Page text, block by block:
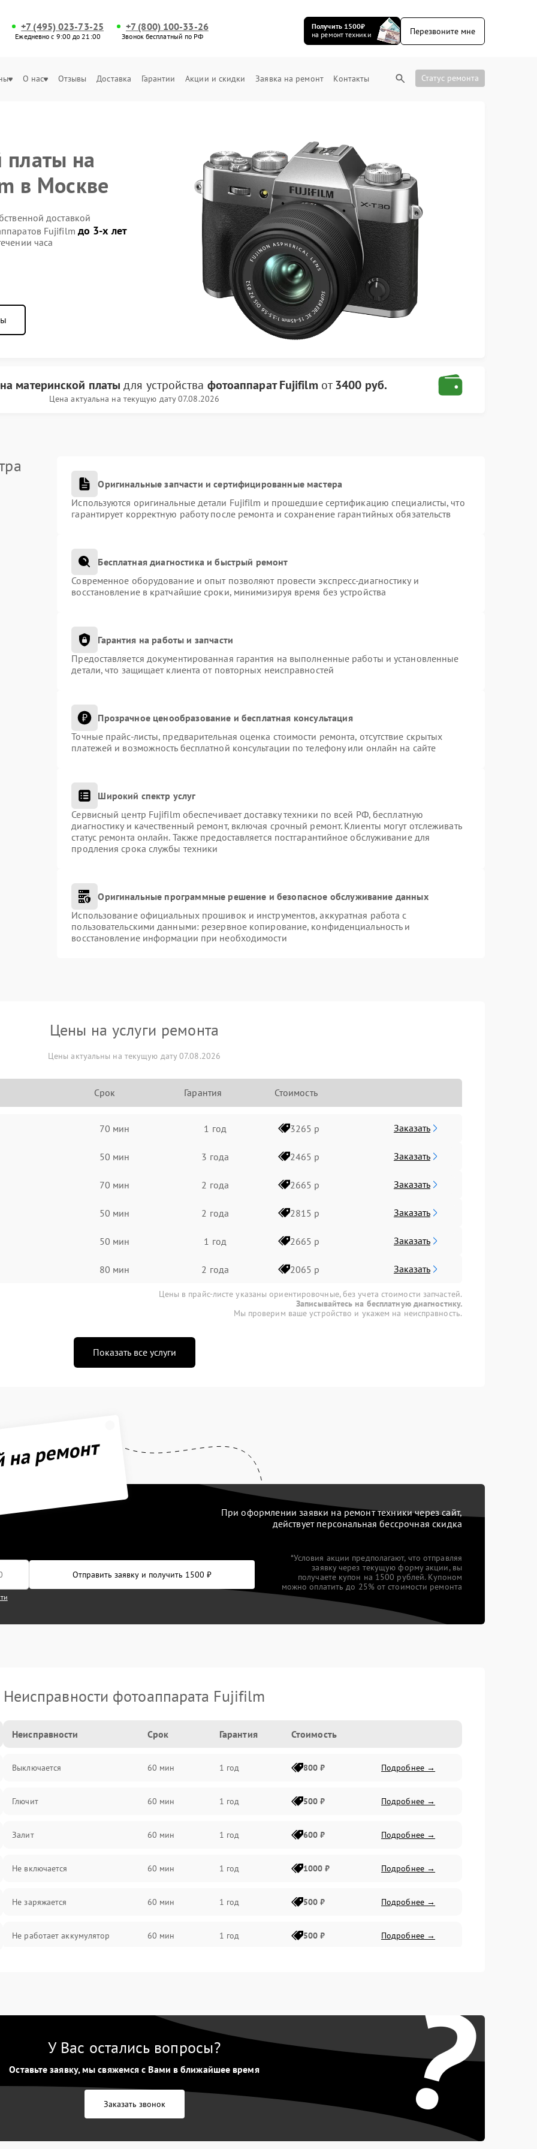
+7 (495) 023-73-25
Ежедневно с 9:00 до 21:00
+7 (800) 100-33-26
Звонок бесплатный по РФ
Получить 1500₽
на ремонт техники
Перезвоните мне
О нас Отзывы Доставка Гарантии Акции и скидки Заявка на ремонт Контакты Статус ремонта
платы на
в Москве
доставкой
Fujifilm до 3-х лет
часа
материнской платы для устройства фотоаппарат Fujifilm от3400 руб.
Цена актуальна на текущую дату 07.08.2026
Оригинальные запчасти и сертифицированные мастера
Используются оригинальные детали Fujifilm и прошедшие сертификацию специалисты, что
гарантирует корректную работу после ремонта и сохранение гарантийных обязательств
Бесплатная диагностика и быстрый ремонт
Современное оборудование и опыт позволяют провести экспресс-диагностику и
восстановление в кратчайшие сроки, минимизируя время без устройства
Гарантия на работы и запчасти
Предоставляется документированная гарантия на выполненные работы и установленные
детали, что защищает клиента от повторных неисправностей
Прозрачное ценообразование и бесплатная консультация
Точные прайс-листы, предварительная оценка стоимости ремонта, отсутствие скрытых
платежей и возможность бесплатной консультации по телефону или онлайн на сайте
Широкий спектр услуг
Сервисный центр Fujifilm обеспечивает доставку техники по всей РФ, бесплатную
диагностику и качественный ремонт, включая срочный ремонт. Клиенты могут отслеживать
статус ремонта онлайн. Также предоставляется постгарантийное обслуживание для
продления срока службы техники
Оригинальные программные решение и безопасное обслуживание данных
Использование официальных прошивок и инструментов, аккуратная работа с
пользовательскими данными: резервное копирование, конфиденциальность и
восстановление информации при необходимости
Цены на услуги ремонта
Цены актуальны на текущую дату 07.08.2026
Срок Гарантия Стоимость
70 мин 1 год 3265 р Заказать
50 мин 3 года 2465 р Заказать
70 мин 2 года 2665 р Заказать
50 мин 2 года 2815 р Заказать
50 мин 1 год 2665 р Заказать
80 мин 2 года 2065 р Заказать
Цены в прайс-листе указаны ориентировочные, без учета стоимости запчастей.
Записывайтесь на бесплатную диагностику.
Мы проверим ваше устройство и укажем на неисправность.
Показать все услуги
ремонт
При оформлении заявки на ремонт техники через сайт,
действует персональная бессрочная скидка
Отправить заявку и получить 1500 ₽
*Условия акции предполагают, что отправляя
заявку через текущую форму акции, вы
получаете купон на 1500 рублей. Купоном
можно оплатить до 25% от стоимости ремонта
Неисправности фотоаппарата Fujifilm
Неисправности Срок Гарантия Стоимость
Выключается 60 мин 1 год 800 ₽ Подробнее →
Глючит 60 мин 1 год 500 ₽ Подробнее →
Залит 60 мин 1 год 600 ₽ Подробнее →
Не включается 60 мин 1 год 1000 ₽ Подробнее →
Не заряжается 60 мин 1 год 500 ₽ Подробнее →
Не работает аккумулятор 60 мин 1 год 500 ₽ Подробнее →
?
У Вас остались вопросы?
Оставьте заявку, мы свяжемся с Вами в ближайшее время
Заказать звонок